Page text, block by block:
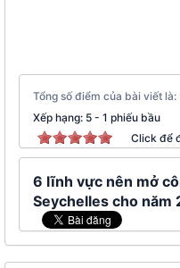
Tổng số điểm của bài viết là:
Xếp hạng: 5 - 1 phiếu bầu
Click để
6 lĩnh vực nên mở
Seychelles cho năm